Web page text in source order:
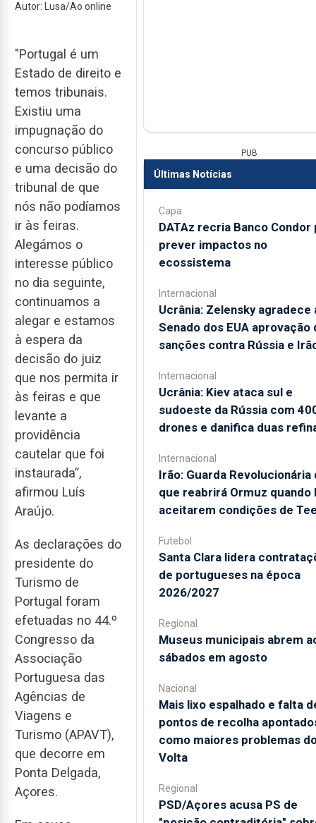
Autor: Lusa/Ao online
"Portugal é um
Estado de direito e
temos tribunais.
Existiu uma
impugnação do
concurso público
e uma decisão do
tribunal de que
nós não podíamos
ir às feiras.
Alegámos o
interesse público
no dia seguinte,
continuamos a
alegar e estamos
à espera da
decisão do juiz
que nos permita ir
às feiras e que
levante a
providência
cautelar que foi
instaurada”,
afirmou Luís
Araújo.
As declarações do
presidente do
Turismo de
Portugal foram
efetuadas no 44.º
Congresso da
Associação
Portuguesa das
Agências de
Viagens e
Turismo (APAVT),
que decorre em
Ponta Delgada,
Açores.
PUB
Últimas Notícias
Capa
DATAz recria Banco Condor
prever impactos no
ecossistema
Internacional
Ucrânia: Zelensky agradece
Senado dos EUA aprovação
sanções contra Rússia e
Internacional
Ucrânia: Kiev ataca sul e
sudoeste da Rússia com
drones e danifica duas
Internacional
Irão: Guarda Revolucionária
que reabrirá Ormuz quando
aceitarem condições de
Futebol
Santa Clara lidera
de portugueses na época
2026/2027
Regional
Museus municipais abrem
sábados em agosto
Nacional
Mais lixo espalhado e falta
pontos de recolha
como maiores problemas
Volta
Regional
PSD/Açores acusa PS de